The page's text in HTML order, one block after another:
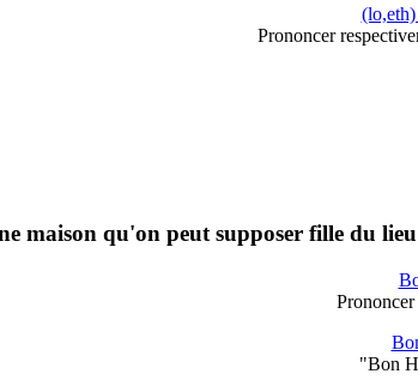
Prononcer
maison qu'on peut supposer fille du
"Bon